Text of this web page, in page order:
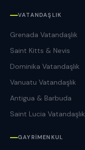
VATANDAŞLIK
Grenada Vatandaşlık
Saint Kitts & Nevis
Dominika Vatandaşlık
Vanuatu Vatandaşlık
Antigua & Barbuda
Saint Lucia Vatandaşlık
GAYRIMENKUL